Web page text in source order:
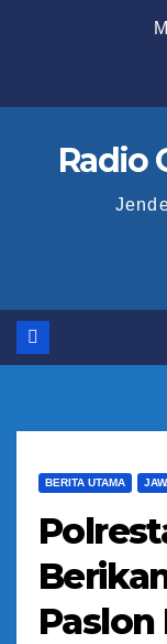
t
Radio
BERITA UTAMA
Paslon